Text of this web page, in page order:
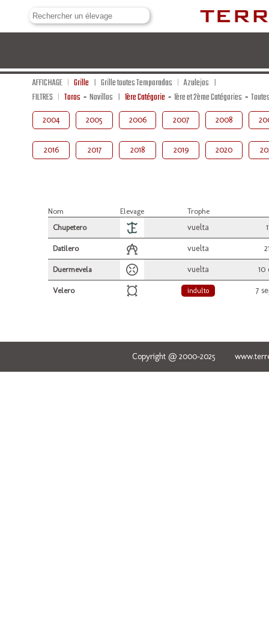
AFFICHAGE Grille Grille toutes Temporadas
Azulejos
FILTRES
Toros - Novillos 1ère Catégorie - 1ère et 2ème Catégories -
2004 2005 2006 2007 2008
2016 2017 2018 2019 2020
Nom Elevage
Trophe
Chupetero
vuelta
Datilero vuelta
Duermevela vuelta 10
Velero indulto 7
Copyright @ 2000-2025